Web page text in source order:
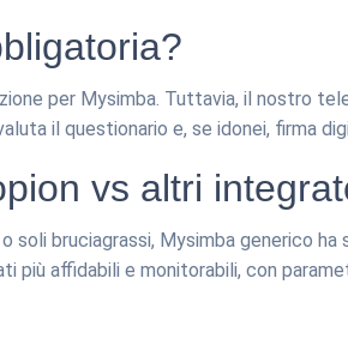
per Mysimba. Tuttavia, il nostro
il questionario e, se idonei, firma
vs altri
soli bruciagrassi, Mysimba generico
più affidabili e monitorabili, con